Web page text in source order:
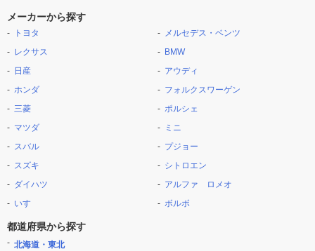
メーカーから探す
トヨタ
レクサス
日産
ホンダ
三菱
マツダ
スバル
スズキ
ダイハツ
いすゞ
メルセデス・ベンツ
BMW
アウディ
フォルクスワーゲン
ポルシェ
ミニ
プジョー
シトロエン
アルファ ロメオ
ボルボ
都道府県から探す
北海道・東北